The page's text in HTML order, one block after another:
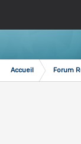
Accueil Forum